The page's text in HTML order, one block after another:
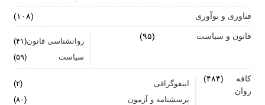
فناوری و نوآوری (۱۰۸)
قانون و سیاست (۹۵)
روانشناسی قانون(۴۱)
سیاست
(۵۹)
کافه
روان
(۴۸۴)
اینفوگرافی
(۲)
پرسشنامه و آزمون
(۸۰)